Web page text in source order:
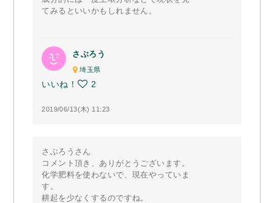
てみるといいかもしれません。
さぶろう
埼玉県
いいね！ 2
2019/06/13(木) 11:23
さぶろうさん
コメント頂き、ありがとうございます。
化学肥料を使わないで、現在やっていま
す。
耕起を少なくするのですね。